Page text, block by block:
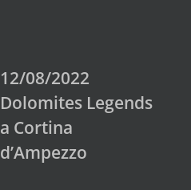
12/08/2022
Dolomites Legends
a Cortina
d’Ampezzo